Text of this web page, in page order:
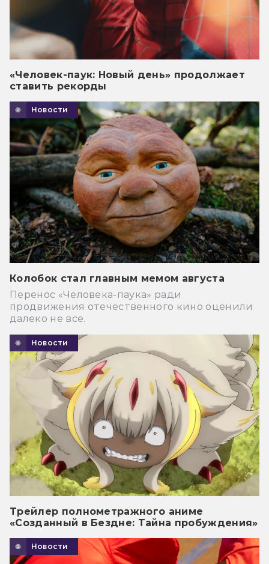
«Человек-паук: Новый день» продолжает
ставить рекорды
Новости
Колобок стал главным мемом августа
Перенос «Человека-паука» ради
продвижения отечественного кино оценили
далеко не все.
Новости
Трейлер полнометражного аниме
«Созданный в Бездне: Тайна пробуждения»
Новости